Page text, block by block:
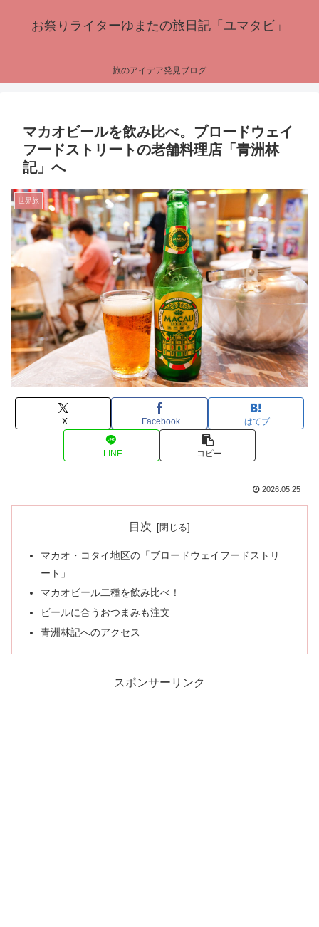
お祭りライターゆまたの旅日記「ユマタビ」
旅のアイデア発見ブログ
マカオビールを飲み比べ。ブロードウェイ
フードストリートの老舗料理店「青洲林
記」へ
世界旅
X Facebook はてブ
LINE コピー
2026.05.25
目次
マカオ・コタイ地区の「ブロードウェイフードストリ
ート」
マカオビール二種を飲み比べ！
ビールに合うおつまみも注文
青洲林記へのアクセス
スポンサーリンク